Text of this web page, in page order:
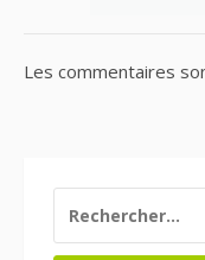
Les commentaires